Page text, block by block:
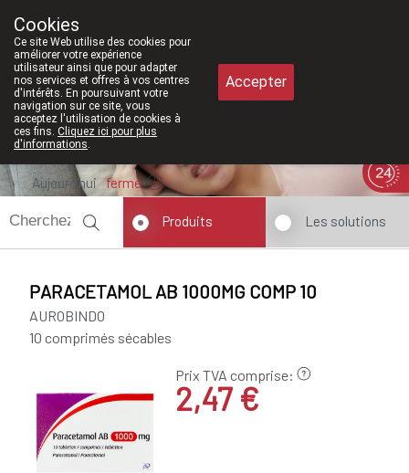
Aujourd'hui fermé
Produits Les solutions
PARACETAMOL AB 1000MG COMP 10
AUROBINDO
10 comprimés sécables
Prix TVA comprise:
2,47 €
Cookies
Ce site Web utilise des cookies pour
améliorer votre expérience
utilisateur ainsi que pour adapter
nos services et offres à vos centres
d'intérêts. En poursuivant votre
navigation sur ce site, vous
acceptez l'utilisation de cookies à
ces fins. Cliquez ici pour plus
d'informations.
Accepter